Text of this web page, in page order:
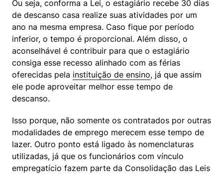
Ou seja, conforma a Lei, o estagiário recebe 30 dias
de descanso casa realize suas atividades por um
ano na mesma empresa. Caso fique por período
inferior, o tempo é proporcional. Além disso, o
aconselhável é contribuir para que o estagiário
consiga esse recesso alinhado com as férias
oferecidas pela instituição de ensino, já que assim
ele pode aproveitar melhor esse tempo de
descanso.
Isso porque, não somente os contratados por outras
modalidades de emprego merecem esse tempo de
lazer. Outro ponto está ligado às nomenclaturas
utilizadas, já que os funcionários com vínculo
empregatício fazem parte da Consolidação das Leis